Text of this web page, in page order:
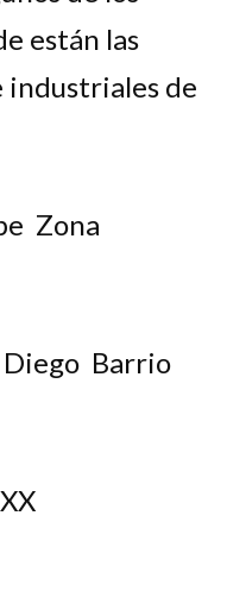
están las
industriales de
Zona
Diego Barrio